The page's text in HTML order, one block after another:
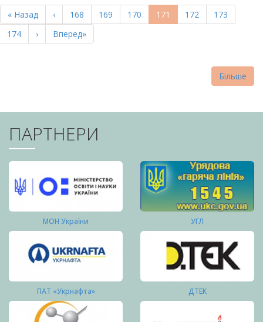
НА
СТОРІНКИ
Перша
сторінка
« Назад
Попередня
сторінка
‹ Page
168 Page
169 Page
170
Поточна
сторінка
171 Page
172 Page
173
Page
174
Наступна
сторінка
›
Остання
сторінка
Вперед»
Більше
ПАРТНЕРИ
МОН України УГЛ
ПАТ «Укрнафта» ДТЕК